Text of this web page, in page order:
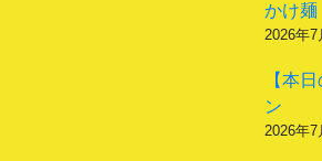
かけ麺
2026年7
【本
ン
2026年7